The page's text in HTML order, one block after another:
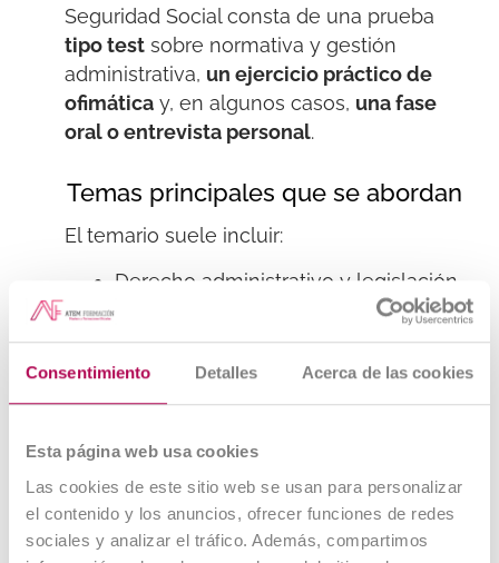
Consentimiento Detalles Acerca de las cookies
Esta página web usa cookies
Las cookies de este sitio web se usan para personalizar
el contenido y los anuncios, ofrecer funciones de redes
sociales y analizar el tráfico. Además, compartimos
Seguridad Socialconsta de una prueba
tipo testsobre normativa y gestión
administrativa, un ejercicio práctico de
ofimáticay, en algunos casos, una fase
oral o entrevista personal.
Temas principales que se abordan
El temario suele incluir:
Derecho administrativo y legislación
atención al ciudadano.
Organización y funcionamiento de la
Administración Pública.